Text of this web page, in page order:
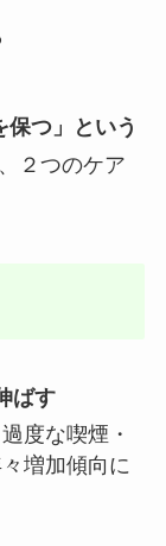
つ」という
２つのケア
ばす
度な喫煙・
増加傾向に